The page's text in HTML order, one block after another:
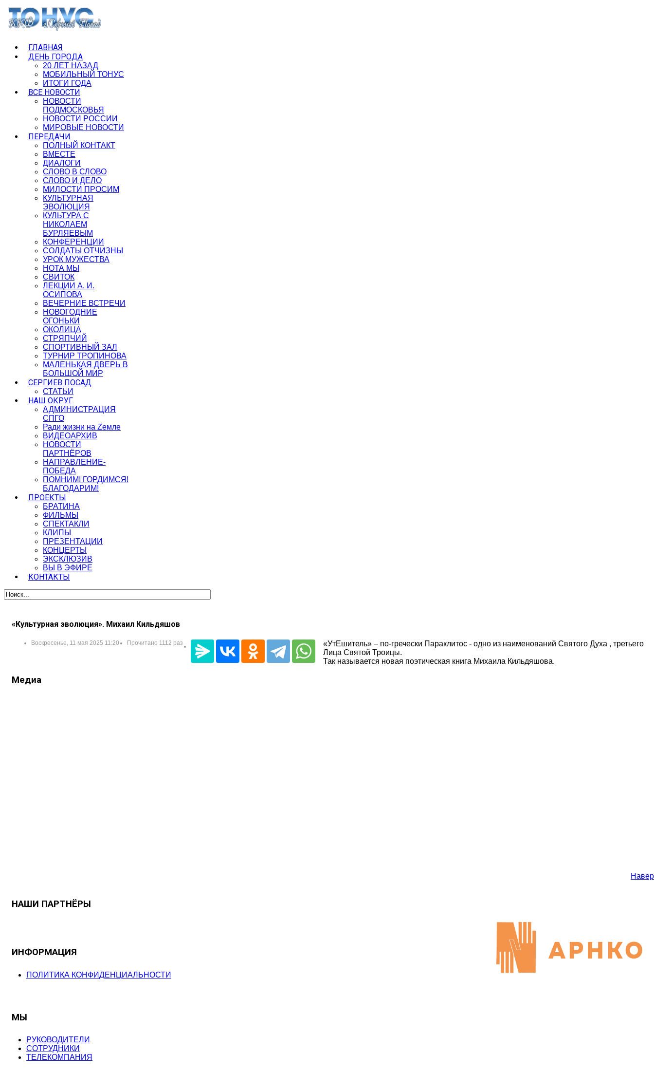
ГЛАВНАЯ
ДЕНЬ ГОРОДА
20 ЛЕТ НАЗАД
МОБИЛЬНЫЙ ТОНУС
ИТОГИ ГОДА
ВСЕ НОВОСТИ
НОВОСТИ
ПОДМОСКОВЬЯ
НОВОСТИ РОССИИ
МИРОВЫЕ НОВОСТИ
ПЕРЕДАЧИ
ПОЛНЫЙ КОНТАКТ
ВМЕСТЕ
ДИАЛОГИ
СЛОВО В СЛОВО
СЛОВО И ДЕЛО
МИЛОСТИ ПРОСИМ
КУЛЬТУРНАЯ
ЭВОЛЮЦИЯ
КУЛЬТУРА С
НИКОЛАЕМ
БУРЛЯЕВЫМ
КОНФЕРЕНЦИИ
СОЛДАТЫ ОТЧИЗНЫ
УРОК МУЖЕСТВА
НОТА МЫ
СВИТОК
ЛЕКЦИИ А. И.
ОСИПОВА
ВЕЧЕРНИЕ ВСТРЕЧИ
НОВОГОДНИЕ
ОГОНЬКИ
ОКОЛИЦА
СТРЯПЧИЙ
СПОРТИВНЫЙ ЗАЛ
ТУРНИР ТРОПИНОВА
МАЛЕНЬКАЯ ДВЕРЬ В
БОЛЬШОЙ МИР
СЕРГИЕВ ПОСАД
СТАТЬИ
НАШ ОКРУГ
АДМИНИСТРАЦИЯ
СПГО
Ради жизни на Zемле
ВИДЕОАРХИВ
НОВОСТИ
ПАРТНЁРОВ
НАПРАВЛЕНИЕ-
ПОБЕДА
ПОМНИМ! ГОРДИМСЯ!
БЛАГОДАРИМ!
ПРОЕКТЫ
БРАТИНА
ФИЛЬМЫ
СПЕКТАКЛИ
КЛИПЫ
ПРЕЗЕНТАЦИИ
КОНЦЕРТЫ
ЭКСКЛЮЗИВ
ВЫ В ЭФИРЕ
КОНТАКТЫ
«Культурная эволюция». Михаил Кильдяшов
Воскресенье, 11 мая 2025 11:20 Прочитано 1112 раз
«УтЕшитель» – по-гречески Параклитос - одно из наименований Святого Духа , третьего
Лица Святой Троицы.
Так называется новая поэтическая книга Михаила Кильдяшова.
Медиа
НАШИ ПАРТНЁРЫ
ИНФОРМАЦИЯ
ПОЛИТИКА КОНФИДЕНЦИАЛЬНОСТИ
МЫ
РУКОВОДИТЕЛИ
СОТРУДНИКИ
ТЕЛЕКОМПАНИЯ